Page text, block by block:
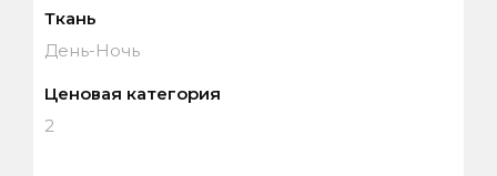
Ткань
День-Ночь
Ценовая категория
2